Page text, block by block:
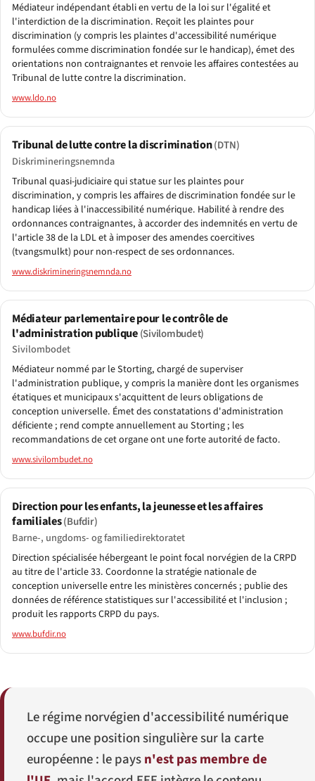
Médiateur indépendant établi en vertu de la loi sur l'égalité et
l'interdiction de la discrimination. Reçoit les plaintes pour
discrimination (y compris les plaintes d'accessibilité numérique
formulées comme discrimination fondée sur le handicap), émet des
orientations non contraignantes et renvoie les affaires contestées au
Tribunal de lutte contre la discrimination.
www.ldo.no
Tribunal de lutte contre la discrimination(DTN)
Diskrimineringsnemnda
Tribunal quasi-judiciaire qui statue sur les plaintes pour
discrimination, y compris les affaires de discrimination fondée sur le
handicap liées à l'inaccessibilité numérique. Habilité à rendre des
ordonnances contraignantes, à accorder des indemnités en vertu de
l'article 38 de la LDL et à imposer des amendes coercitives
(tvangsmulkt) pour non-respect de ses ordonnances.
www.diskrimineringsnemnda.no
Médiateur parlementaire pour le contrôle de
l'administration publique(Sivilombudet)
Sivilombodet
Médiateur nommé par le Storting, chargé de superviser
l'administration publique, y compris la manière dont les organismes
étatiques et municipaux s'acquittent de leurs obligations de
conception universelle. Émet des constatations d'administration
déficiente ; rend compte annuellement au Storting ; les
recommandations de cet organe ont une forte autorité de facto.
www.sivilombudet.no
Direction pour les enfants, la jeunesse et les affaires
familiales(Bufdir)
Barne-, ungdoms- og familiedirektoratet
Direction spécialisée hébergeant le point focal norvégien de la CRPD
au titre de l'article 33. Coordonne la stratégie nationale de
conception universelle entre les ministères concernés ; publie des
données de référence statistiques sur l'accessibilité et l'inclusion ;
produit les rapports CRPD du pays.
www.bufdir.no
Le régime norvégien d'accessibilité numérique
occupe une position singulière sur la carte
européenne : le paysn'est pas membre de